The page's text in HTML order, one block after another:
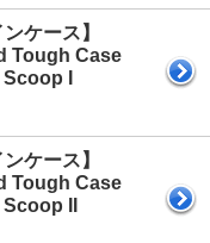
ケース】
Tough Case
I
ケース】
Tough Case
II